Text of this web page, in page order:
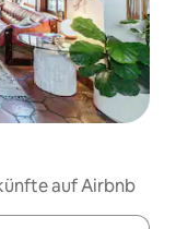
auf Airbnb